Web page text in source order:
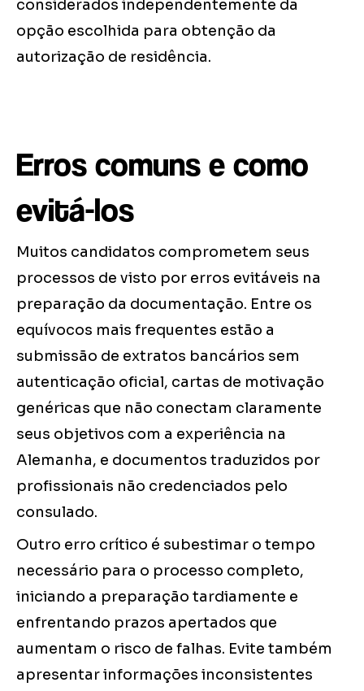
considerados independentemente da
opção escolhida para obtenção da
autorização de residência.
Erros comuns e como
evitá-los
Muitos candidatos comprometem seus
processos de visto por erros evitáveis na
preparação da documentação. Entre os
equívocos mais frequentes estão a
submissão de extratos bancários sem
autenticação oficial, cartas de motivação
genéricas que não conectam claramente
seus objetivos com a experiência na
Alemanha, e documentos traduzidos por
profissionais não credenciados pelo
consulado.
Outro erro crítico é subestimar o tempo
necessário para o processo completo,
iniciando a preparação tardiamente e
enfrentando prazos apertados que
aumentam o risco de falhas. Evite também
apresentar informações inconsistentes